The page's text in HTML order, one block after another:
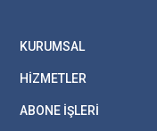
KURUMSAL
HİZMETLER
ABONE İŞLERİ